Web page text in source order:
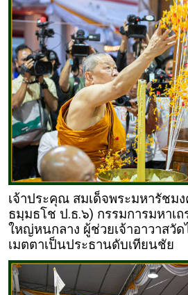
เจ้าประคุณ สมเด็จพระมหารัชม
ธมฺมธโช ป.ธ.๖) กรรมการมหาเ
ใหญ่หนกลาง ผู้ช่วยเจ้าอาวาสวั
เมตตาเป็นประธานดับเทียนชัย